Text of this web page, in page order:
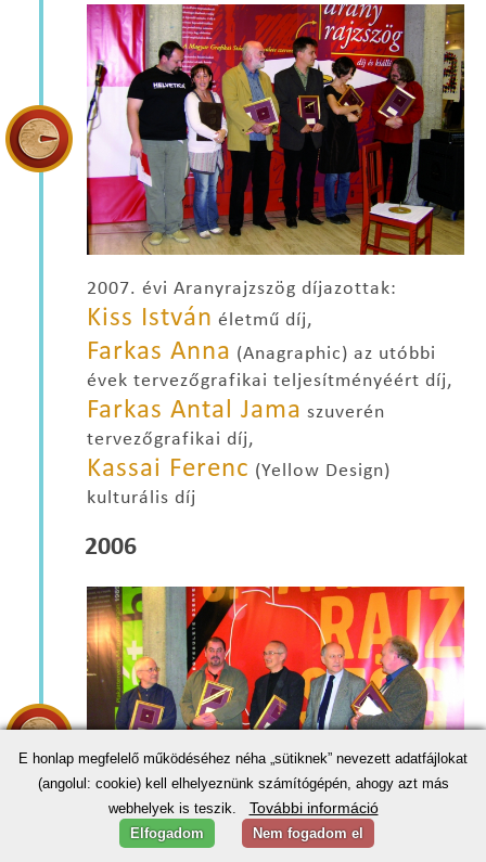
2007. évi Aranyrajzszög díjazottak:
Kiss István életmű díj,
Farkas Anna (Anagraphic) az utóbbi
évek tervezőgrafikai teljesítményéért díj,
Farkas Antal Jama szuverén
tervezőgrafikai díj,
Kassai Ferenc (Yellow Design)
kulturális díj
2006
E honlap megfelelő működéséhez néha „sütiknek” nevezett adatfájlokat
(angolul: cookie) kell elhelyeznünk számítógépén, ahogy azt más
webhelyek is teszik. További információ
Elfogadom Nem fogadom el